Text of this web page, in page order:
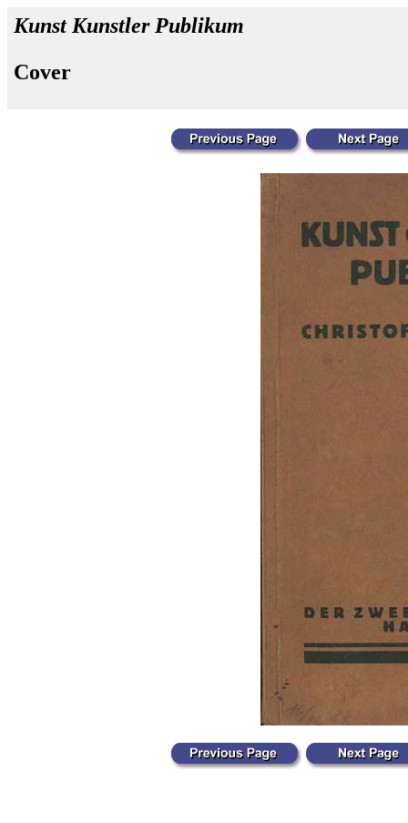
Kunst Kunstler Publikum
Cover